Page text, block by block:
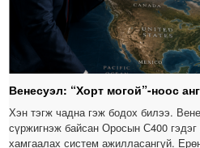
Венесуэл: “Хорт могой”-ноос
Хэн тэгж чадна гэж бодох билээ.
сүржигнэж байсан Оросын С400 гэдэг
хамгаалах систем ажилласангүй.